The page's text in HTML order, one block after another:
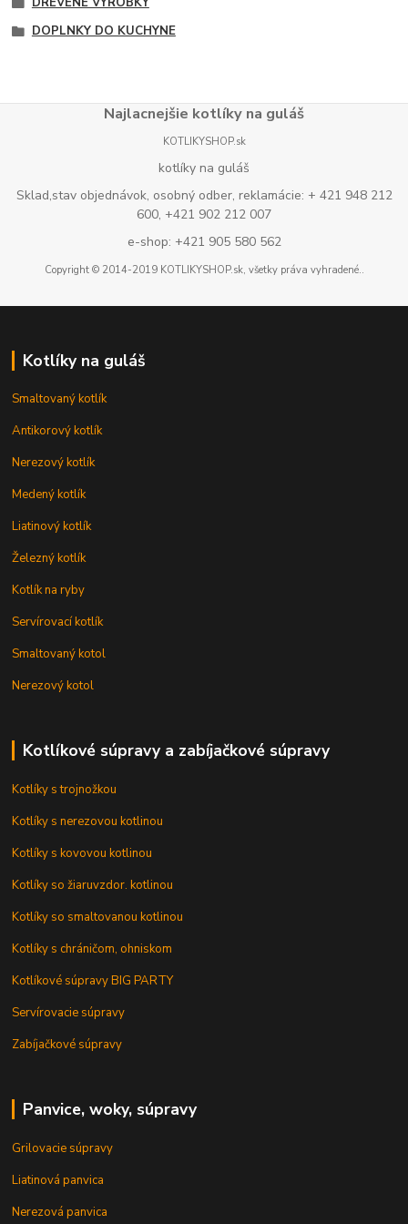
DOPLNKY DO KUCHYNE
Najlacnejšie kotlíky na guláš
KOTLIKYSHOP.sk
kotlíky na guláš
Sklad,stav objednávok, osobný odber, reklamácie: + 421 948 212
600, +421 902 212 007
e-shop: +421 905 580 562
Copyright © 2014-2019 KOTLIKYSHOP.sk, všetky práva vyhradené..
Kotlíky na guláš
Smaltovaný kotlík
Antikorový kotlík
Nerezový kotlík
Medený kotlík
Liatinový kotlík
Železný kotlík
Kotlík na ryby
Servírovací kotlík
Smaltovaný kotol
Nerezový kotol
Kotlíkové súpravy a zabíjačkové súpravy
Kotlíky s trojnožkou
Kotlíky s nerezovou kotlinou
Kotlíky s kovovou kotlinou
Kotlíky so žiaruvzdor. kotlinou
Kotlíky so smaltovanou kotlinou
Kotlíky s chráničom, ohniskom
Kotlíkové súpravy BIG PARTY
Servírovacie súpravy
Zabíjačkové súpravy
Panvice, woky, súpravy
Grilovacie súpravy
Liatinová panvica
Nerezová panvica